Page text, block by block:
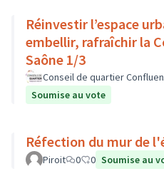
Réinvestir l’espace
embellir, rafraîchir la
Saône 1/3
Conseil de quartier
Soumise au vote
Réfection du mur de
Piroit 0 0 Soumise au